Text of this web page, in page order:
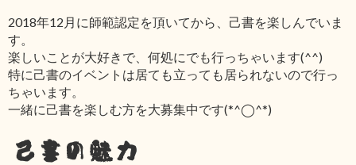
2018年12月に師範認定を頂いてから、己書を楽しんでいま
す。
楽しいことが大好きで、何処にでも行っちゃいます(^^)
特に己書のイベントは居ても立っても居られないので行っ
ちゃいます。
一緒に己書を楽しむ方を大募集中です(*^◯^*)
己書の魅力